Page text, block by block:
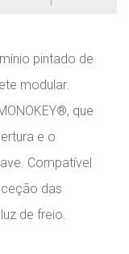
pintado de
modular.
que
e o
Compatível
das
de freio.